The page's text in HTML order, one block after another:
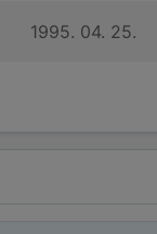
1995. 04. 25.